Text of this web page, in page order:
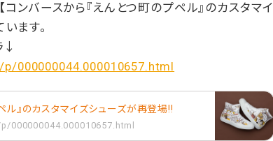
ンバースから『えんとつ町のプペル』のカスタマイ
ます。
↓
000000044.000010657.html
ル』のカスタマイズシューズが再登場!!